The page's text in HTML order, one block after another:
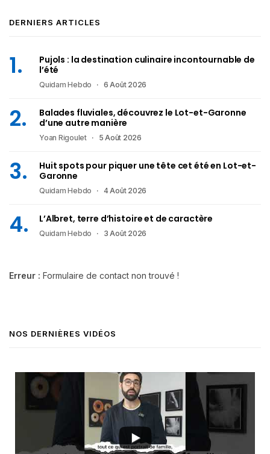
DERNIERS ARTICLES
Pujols : la destination culinaire incontournable de
l’été
Quidam Hebdo 6 Août 2026
Balades fluviales, découvrez le Lot-et-Garonne
d’une autre manière
Yoan Rigoulet 5 Août 2026
Huit spots pour piquer une tête cet été en Lot-et-
Garonne
Quidam Hebdo 4 Août 2026
L’Albret, terre d’histoire et de caractère
Quidam Hebdo 3 Août 2026
Erreur : Formulaire de contact non trouvé !
NOS DERNIÈRES VIDÉOS